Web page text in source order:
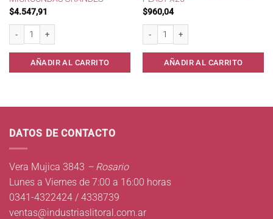
$4.547,91
Bolzip Iberia Horno y Microondas Grandes cantidad
AÑADIR AL CARRITO
$960,04
Bolsa Residuo 45x60 Sol Plast x25
AÑADIR AL CARRITO
DATOS DE CONTACTO
Vera Mujica 3843 – Rosario
Lunes a Viernes de 7:00 a 16:00 horas
0341-4322424 / 4338739
ventas@industriaslitoral.com.ar